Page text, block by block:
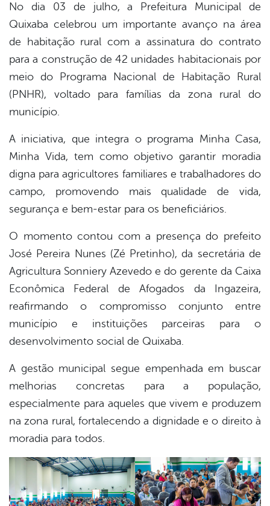
No dia 03 de julho, a Prefeitura Municipal de
Quixaba celebrou um importante avanço na área
de habitação rural com a assinatura do contrato
para a construção de 42 unidades habitacionais por
meio do Programa Nacional de Habitação Rural
(PNHR), voltado para famílias da zona rural do
município.
A iniciativa, que integra o programa Minha Casa,
Minha Vida, tem como objetivo garantir moradia
digna para agricultores familiares e trabalhadores do
campo, promovendo mais qualidade de vida,
segurança e bem-estar para os beneficiários.
O momento contou com a presença do prefeito
José Pereira Nunes (Zé Pretinho), da secretária de
Agricultura Sonniery Azevedo e do gerente da Caixa
Econômica Federal de Afogados da Ingazeira,
reafirmando o compromisso conjunto entre
município e instituições parceiras para o
desenvolvimento social de Quixaba.
A gestão municipal segue empenhada em buscar
melhorias concretas para a população,
especialmente para aqueles que vivem e produzem
na zona rural, fortalecendo a dignidade e o direito à
moradia para todos.